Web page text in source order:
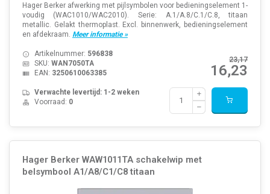
Hager Berker afwerking met pijlsymbolen voor bedieningselement 1-
voudig (WAC1010/WAC2010). Serie: A.1/A.8/C.1/C.8, titaan
metallic. Gelakt thermoplast. Excl. binnenwerk, bedieningselement
en afdekraam. Meer informatie »
23,17
16,23
Artikelnummer: 596838
SKU: WAN7050TA
EAN: 3250610063385
Verwachte levertijd: 1-2 weken
Voorraad: 0
Hager Berker WAW1011TA schakelwip met
belsymbool A1/A8/C1/C8 titaan